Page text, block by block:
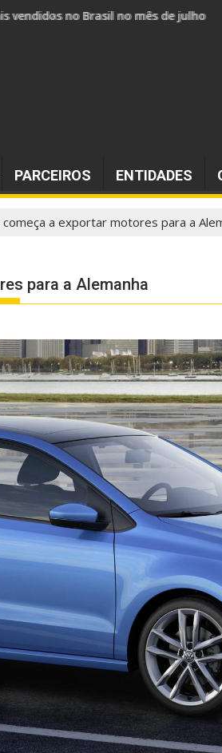
vendidos no Brasil no mês de julho
PARCEIROS ENTIDADES
começa a exportar motores para a
para a Alemanha